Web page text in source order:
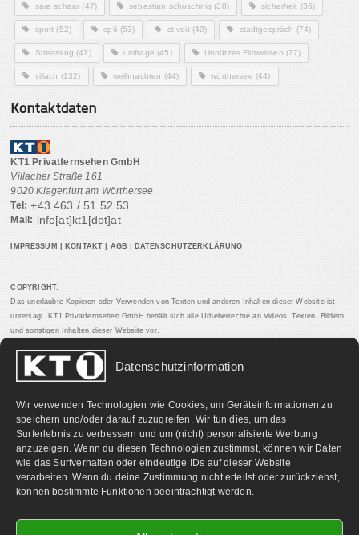
Datenschutzinformation
Wir verwenden Technologien wie Cookies, um Geräteinformationen zu
speichern und/oder darauf zuzugreifen. Wir tun dies, um das
Surferlebnis zu verbessern und um (nicht) personalisierte Werbung
anzuzeigen. Wenn du diesen Technologien zustimmst, können wir Daten
wie das Surfverhalten oder eindeutige IDs auf dieser Website
verarbeiten. Wenn du deine Zustimmung nicht erteilst oder zurückziehst,
können bestimmte Funktionen beeinträchtigt werden.
sara schaar (47) sebastian schuschnig (38) sicherheit (36)
sport (52) spö (53) st.veit(49) stadtgespräch (74)
Streaming (47) umfrage (45) Unnützes Filmwissen (77)
villach (132) weihnachten (44) wörthersee (44)
Kontaktdaten
KT1 Privatfernsehen GmbH
Villacher Straße 161
9020 Klagenfurt am Wörthersee
Tel: +43 463 / 51 52 53
Mail: info[at]kt1[dot]at
IMPRESSUM KONTAKT AGB DATENSCHUTZERKLÄRUNG
COPYRIGHT:
Das unerlaubte Kopieren oder Verwenden von Texten und anderen Inhalten dieser Website ist
untersagt. KT1 Privatfernsehen GmbH behält sich alle Urheberrechte an Videos, Texten, Bildern
und sonstigen Inhalten dieser Website vor.
PARTNERLINKS: